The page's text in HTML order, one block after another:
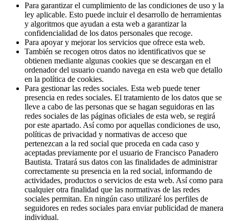
Para garantizar el cumplimiento de las condiciones de uso y la
ley aplicable. Esto puede incluir el desarrollo de herramientas
y algoritmos que ayudan a esta web a garantizar la
confidencialidad de los datos personales que recoge.
Para apoyar y mejorar los servicios que ofrece esta web.
También se recogen otros datos no identificativos que se
obtienen mediante algunas cookies que se descargan en el
ordenador del usuario cuando navega en esta web que detallo
en la política de cookies.
Para gestionar las redes sociales. Esta web puede tener
presencia en redes sociales. El tratamiento de los datos que se
lleve a cabo de las personas que se hagan seguidoras en las
redes sociales de las páginas oficiales de esta web, se regirá
por este apartado. Así como por aquellas condiciones de uso,
políticas de privacidad y normativas de acceso que
pertenezcan a la red social que proceda en cada caso y
aceptadas previamente por el usuario de Francisco Panadero
Bautista. Tratará sus datos con las finalidades de administrar
correctamente su presencia en la red social, informando de
actividades, productos o servicios de esta web. Así como para
cualquier otra finalidad que las normativas de las redes
sociales permitan. En ningún caso utilizaré los perfiles de
seguidores en redes sociales para enviar publicidad de manera
individual.